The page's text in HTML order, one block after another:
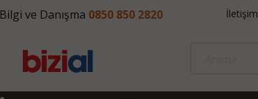
Bilgi ve Danışma 0850 850 2820 İletişim